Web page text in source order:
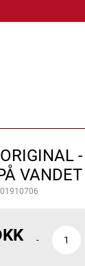
VANDET
-